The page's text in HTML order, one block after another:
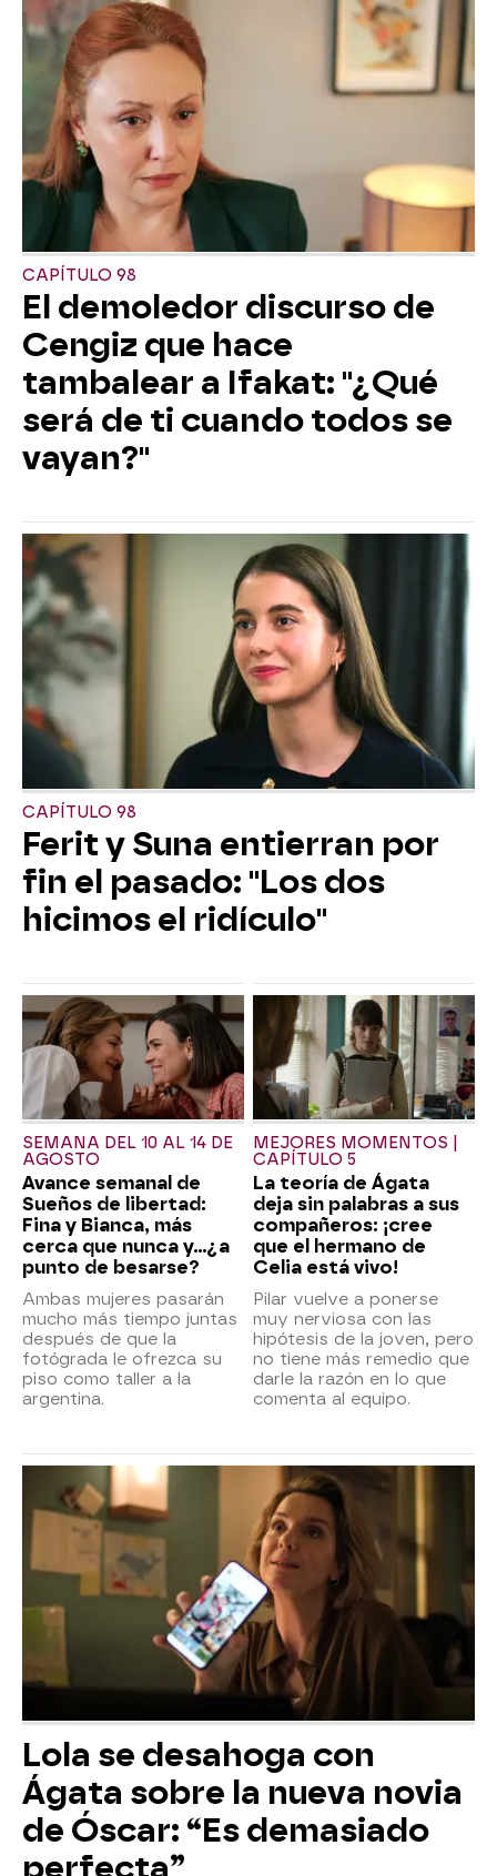
CAPÍTULO 98
El demoledor discurso de
Cengiz que hace
tambalear a Ifakat: "¿Qué
será de ti cuando todos se
vayan?"
CAPÍTULO 98
Ferit y Suna entierran por
fin el pasado: "Los dos
hicimos el ridículo"
SEMANA DEL 10 AL 14 DE
AGOSTO
Avance semanal de
Sueños de libertad:
Fina y Bianca, más
cerca que nunca y...¿a
punto de besarse?
Ambas mujeres pasarán
mucho más tiempo juntas
después de que la
fotógrada le ofrezca su
piso como taller a la
argentina.
MEJORES MOMENTOS |
CAPÍTULO 5
La teoría de Ágata
deja sin palabras a sus
compañeros: ¡cree
que el hermano de
Celia está vivo!
Pilar vuelve a ponerse
muy nerviosa con las
hipótesis de la joven, pero
no tiene más remedio que
darle la razón en lo que
comenta al equipo.
Lola se desahoga con
Ágata sobre la nueva novia
de Óscar: “Es demasiado
perfecta”